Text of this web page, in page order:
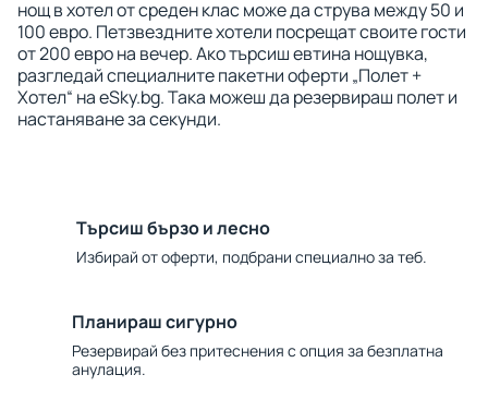
нощ в хотел от среден клас може да струва между 50 и
100 евро. Петзвездните хотели посрещат своите гости
от 200 евро на вечер. Ако търсиш евтина нощувка,
разгледай специалните пакетни оферти „Полет +
Хотел“ на eSky.bg. Така можеш да резервираш полет и
настаняване за секунди.
Търсиш бързо и лесно
Избирай от оферти, подбрани специално за теб.
Планираш сигурно
Резервирай без притеснения с опция за безплатна
анулация.